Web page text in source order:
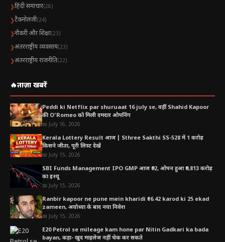
❯हिंदी समाचार(28)
❯टैकनोलजी(24)
❯नौकरी और शिक्षा(23)
❯अंतरराष्ट्रीय व्यवसाय(23)
❯अंतरराष्ट्रीय राजनीति(22)
🔥ताज़ा खबरें
Peddi ki Netflix par shuruaat 16 july se, वहीं Shahid Kapoor
की O’Romeo को मिली दमदार ओपनिंग
📅 July 16, 2026
Kerala Lottery Result आज | Sthree Sakthi SS-528 में 1 करोड़
किसने जीता, पूरी लिस्ट देखें
📅 July 15, 2026
SBI Funds Management IPO GMP आज ₹92, ओपन हुआ ₹9,813 करोड़
का इश्यू
📅 July 15, 2026
Ranbir kapoor ne pune mein kharidi ₹16.42 karod ki 25 ekad
zameen, अयोध्या के बाद नया निवेश
📅 July 15, 2026
E20 Petrol se mileage kam hone par Nitin Gadkari ka bada
bayan, कहा- खुद माइलेज नहीं चेक कर सकते